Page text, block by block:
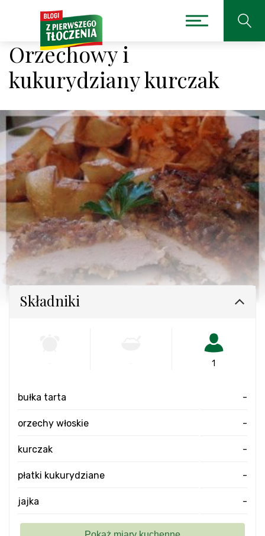
Orzechowy i
kukurydziany kurczak
Składniki
1
bułka tarta -
orzechy włoskie -
kurczak -
płatki kukurydziane -
jajka -